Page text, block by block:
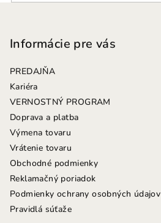
Informácie pre vás
PREDAJŇA
Kariéra
VERNOSTNÝ PROGRAM
Doprava a platba
Výmena tovaru
Vrátenie tovaru
Obchodné podmienky
Reklamačný poriadok
Podmienky ochrany osobných údajov
Pravidlá súťaže